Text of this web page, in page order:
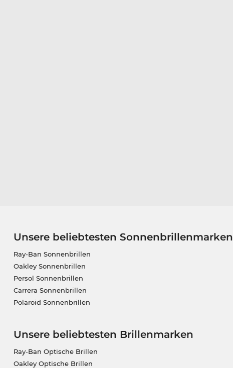
Unsere beliebtesten Sonnenbrillenmarken
Ray-Ban Sonnenbrillen
Oakley Sonnenbrillen
Persol Sonnenbrillen
Carrera Sonnenbrillen
Polaroid Sonnenbrillen
Unsere beliebtesten Brillenmarken
Ray-Ban Optische Brillen
Oakley Optische Brillen